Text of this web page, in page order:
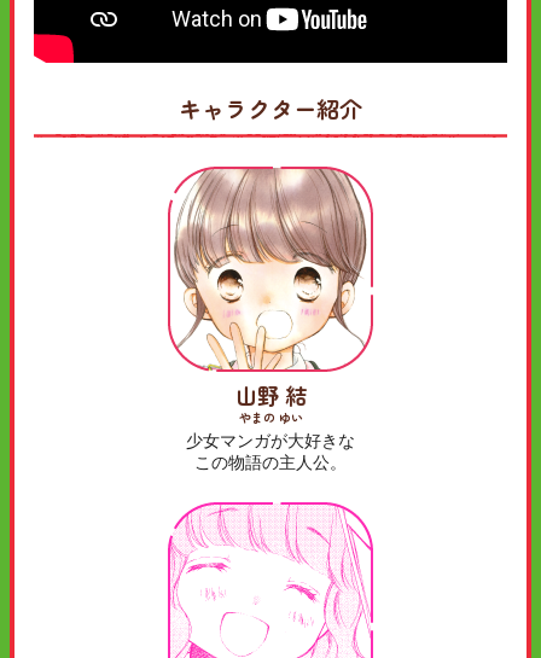
キャラクター紹介
山野 結
やまの ゆい
少女マンガが大好きな
この物語の主人公。